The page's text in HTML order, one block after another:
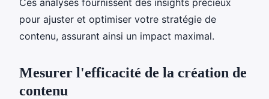
pour ajuster et optimiser votre stratégie de
contenu, assurant ainsi un impact maximal.
Mesurer l'efficacité de la création de
contenu